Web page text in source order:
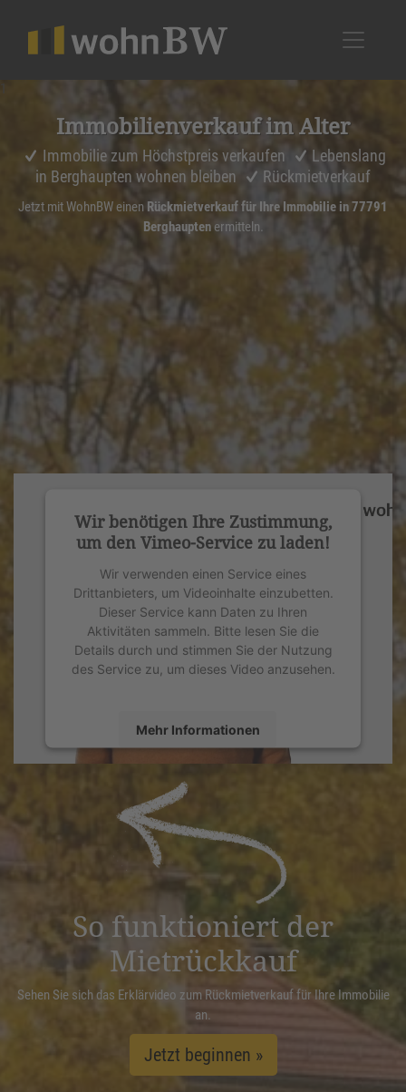
Immobi­li­en­ver­kauf im Alter
Immobilie zum Höchstpreis verkaufen
Lebenslang
in Berghaupten wohnen bleiben
Rückmietverkauf
Jetzt mit WohnBW einen Rückmietverkauf für Ihre Immobilie in 77791
Berghauptenermitteln.
Wir benötigen Ihre Zustimmung,
um den Vimeo-Service zu laden!
Wir verwenden einen Service eines
Drittanbieters, um Videoinhalte einzubetten.
Dieser Service kann Daten zu Ihren
Aktivitäten sammeln. Bitte lesen Sie die
Details durch und stimmen Sie der Nutzung
des Service zu, um dieses Video anzusehen.
Mehr Informationen
powered by
Management Platform
So funktioniert der
Mietrückkauf
Sehen Sie sich das Erklärvideo zum Rückmietverkauf für Ihre Immobilie
an.
Jetzt beginnen »